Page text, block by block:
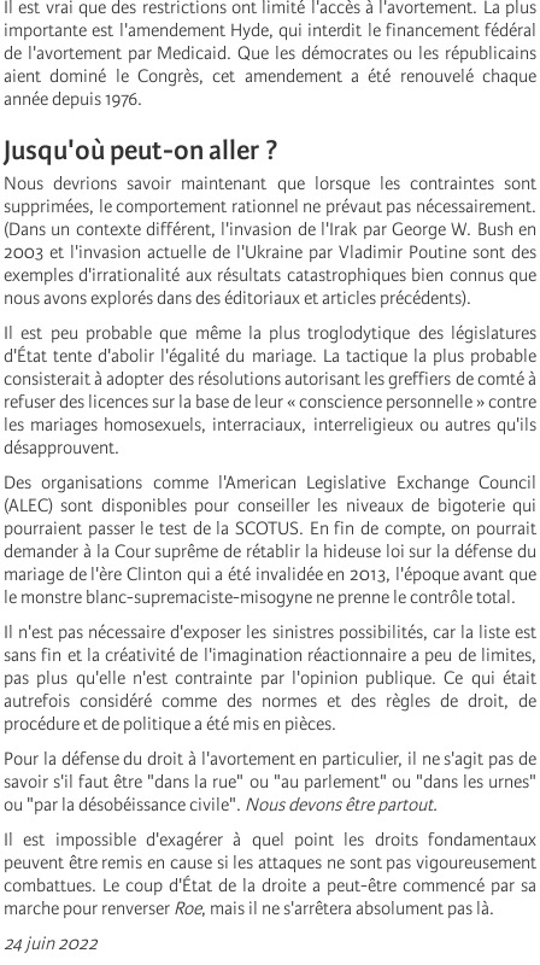
Il est vrai que des restrictions ont limité l'accès à l'avortement. La plus
importante est l'amendement Hyde, qui interdit le financement fédéral
de l'avortement par Medicaid. Que les démocrates ou les républicains
aient dominé le Congrès, cet amendement a été renouvelé chaque
année depuis 1976.
Jusqu'où peut-on aller ?
Nous devrions savoir maintenant que lorsque les contraintes sont
supprimées, le comportement rationnel ne prévaut pas nécessairement.
(Dans un contexte différent, l'invasion de l'Irak par George W. Bush en
2003 et l'invasion actuelle de l'Ukraine par Vladimir Poutine sont des
exemples d'irrationalité aux résultats catastrophiques bien connus que
nous avons explorés dans des éditoriaux et articles précédents).
Il est peu probable que même la plus troglodytique des législatures
d'État tente d'abolir l'égalité du mariage. La tactique la plus probable
consisterait à adopter des résolutions autorisant les greffiers de comté à
refuser des licences sur la base de leur « conscience personnelle » contre
les mariages homosexuels, interraciaux, interreligieux ou autres qu'ils
désapprouvent.
Des organisations comme l'American Legislative Exchange Council
(ALEC) sont disponibles pour conseiller les niveaux de bigoterie qui
pourraient passer le test de la SCOTUS. En fin de compte, on pourrait
demander à la Cour suprême de rétablir la hideuse loi sur la défense du
mariage de l'ère Clinton qui a été invalidée en 2013, l'époque avant que
le monstre blanc-supremaciste-misogyne ne prenne le contrôle total.
Il n'est pas nécessaire d'exposer les sinistres possibilités, car la liste est
sans fin et la créativité de l'imagination réactionnaire a peu de limites,
pas plus qu'elle n'est contrainte par l'opinion publique. Ce qui était
autrefois considéré comme des normes et des règles de droit, de
procédure et de politique a été mis en pièces.
Pour la défense du droit à l'avortement en particulier, il ne s'agit pas de
savoir s'il faut être "dans la rue" ou "au parlement" ou "dans les urnes"
ou "par la désobéissance civile". Nous devons être partout.
Il est impossible d'exagérer à quel point les droits fondamentaux
peuvent être remis en cause si les attaques ne sont pas vigoureusement
combattues. Le coup d'État de la droite a peut-être commencé par sa
marche pour renverser Roe, mais il ne s'arrêtera absolument pas là.
24 juin 2022